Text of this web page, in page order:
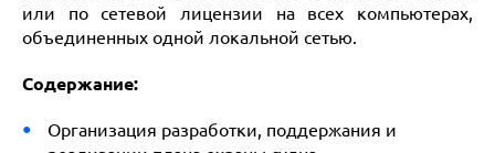
или по сетевой лицензии на всех компьютерах,
объединенных одной локальной сетью.
Содержание:
Организация разработки, поддержания и